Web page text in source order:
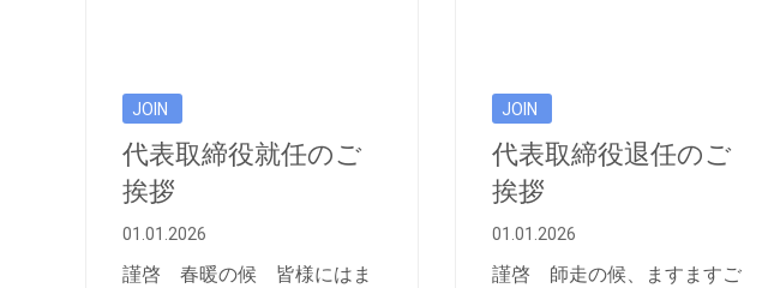
JOIN
代表取締役就任のご
挨拶
01.01.2026
謹啓 春暖の候 皆様にはま
JOIN
代表取締役退任のご
挨拶
01.01.2026
謹啓 師走の候、ますますご